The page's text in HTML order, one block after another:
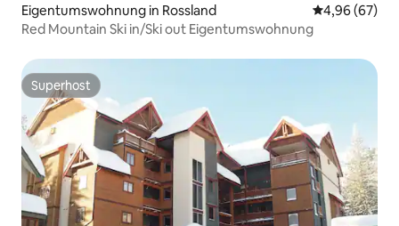
Eigentumswohnung in Rossland
4,96 (67)
Red Mountain Ski in/Ski out Eigentumswohnung
Superhost
Superhost